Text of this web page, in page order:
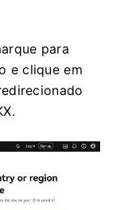
para
e clique em